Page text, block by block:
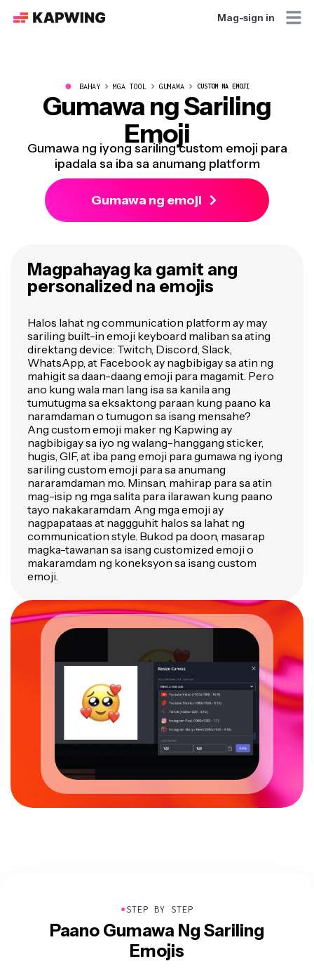
Mag-sign in
● BAHAY MGA TOOL GUMAWA CUSTOM NA EMOJI
Gumawa ng Sariling
Emoji
Gumawa ng iyong sariling custom emoji para
ipadala sa iba sa anumang platform
Gumawa ng emoji
Magpahayag ka gamit ang
personalized na emojis
Halos lahat ng communication platform ay may
sariling built-in emoji keyboard maliban sa ating
direktang device: Twitch, Discord, Slack,
WhatsApp, at Facebook ay nagbibigay sa atin ng
mahigit sa daan-daang emoji para magamit. Pero
ano kung wala man lang isa sa kanila ang
tumutugma sa eksaktong paraan kung paano ka
naramdaman o tumugon sa isang mensahe?
Ang custom emoji maker ng Kapwing ay
nagbibigay sa iyo ng walang-hanggang sticker,
hugis, GIF, at iba pang emoji para gumawa ng iyong
sariling custom emoji para sa anumang
nararamdaman mo. Minsan, mahirap para sa atin
mag-isip ng mga salita para ilarawan kung paano
tayo nakakaramdam. Ang mga emoji ay
nagpapataas at naggguhit halos sa lahat ng
communication style. Bukod pa doon, masarap
magka-tawanan sa isang customized emoji o
makaramdam ng koneksyon sa isang custom
emoji.
●STEP BY STEP
Paano Gumawa Ng Sariling
Emojis